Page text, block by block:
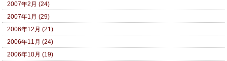
2007年2月 (24)
2007年1月 (29)
2006年12月 (21)
2006年11月 (24)
2006年10月 (19)